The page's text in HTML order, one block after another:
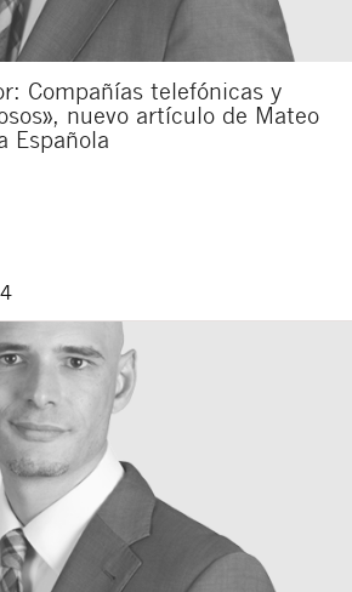
Compañías telefónicas y
nuevo artículo de Mateo
Española